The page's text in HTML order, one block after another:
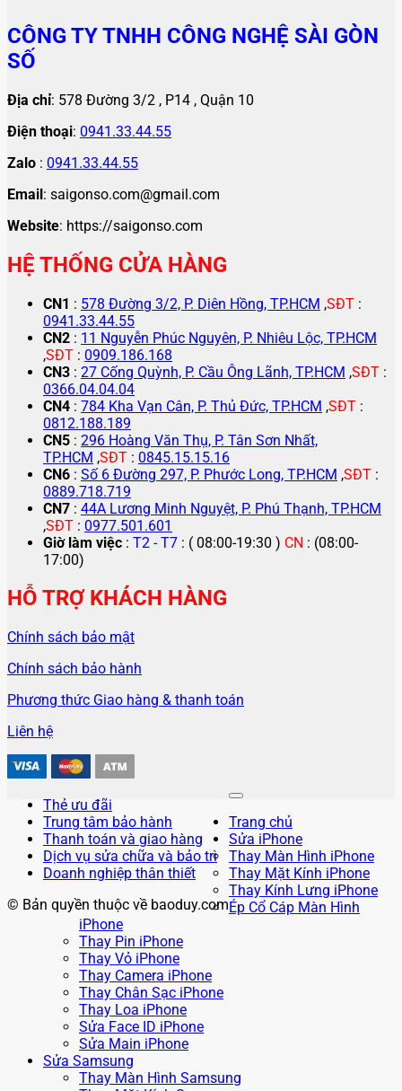
CÔNG TY TNHH CÔNG NGHỆ SÀI GÒN
SỐ
Địa chỉ: 578 Đường 3/2 , P14 , Quận 10
Điện thoại: 0941.33.44.55
Zalo : 0941.33.44.55
Email: saigonso.com@gmail.com
Website: https://saigonso.com
HỆ THỐNG CỬA HÀNG
CN1 : 578 Đường 3/2, P. Diên Hồng, TP.HCM ,SĐT :
0941.33.44.55
CN2 : 11 Nguyễn Phúc Nguyên, P. Nhiêu Lộc, TP.HCM
,SĐT : 0909.186.168
CN3 : 27 Cống Quỳnh, P. Cầu Ông Lãnh, TP.HCM ,SĐT :
0366.04.04.04
CN4 : 784 Kha Vạn Cân, P. Thủ Đức, TP.HCM ,SĐT :
0812.188.189
CN5 : 296 Hoàng Văn Thụ, P. Tân Sơn Nhất,
TP.HCM ,SĐT : 0845.15.15.16
CN6 : Số 6 Đường 297, P. Phước Long, TP.HCM ,SĐT :
0889.718.719
CN7 : 44A Lương Minh Nguyệt, P. Phú Thạnh, TP.HCM
,SĐT : 0977.501.601
Giờ làm việc : T2 - T7 : ( 08:00-19:30 ) CN : (08:00-
17:00)
HỖ TRỢ KHÁCH HÀNG
Chính sách bảo mật
Chính sách bảo hành
Phương thức Giao hàng & thanh toán
Liên hệ
Thẻ ưu đãi
Trung tâm bảo hành
Thanh toán và giao hàng
Dịch vụ sửa chữa và bảo trì
Doanh nghiệp thân thiết
© Bản quyền thuộc về baoduy.com
Trang chủ
Sửa iPhone
Thay Màn Hình iPhone
Thay Mặt Kính iPhone
Thay Kính Lưng iPhone
Ép Cổ Cáp Màn Hình
iPhone
Thay Pin iPhone
Thay Vỏ iPhone
Thay Camera iPhone
Thay Chân Sạc iPhone
Thay Loa iPhone
Sửa Face ID iPhone
Sửa Main iPhone
Sửa Samsung
Thay Màn Hình Samsung